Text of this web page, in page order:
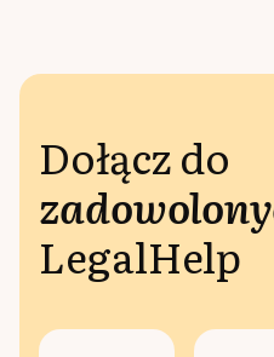
Dołącz do
LegalHelp